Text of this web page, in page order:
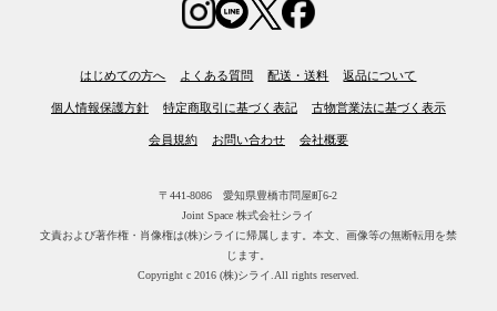
はじめての方へ よくある質問 配送・送料 返品について
個人情報保護方針 特定商取引に基づく表記 古物営業法に基づく表示
会員規約 お問い合わせ 会社概要
〒441-8086 愛知県豊橋市問屋町6-2
Joint Space 株式会社シライ
文責および著作権・肖像権は(株)シライに帰属します。 本文、画像等の無断転用を禁
じます。
Copyright c 2016 (株)シライ.All rights reserved.